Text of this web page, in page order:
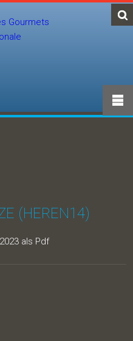
(HEREN14)
als Pdf